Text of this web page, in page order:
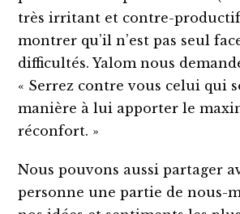
très irritant et contre-
montrer qu’il n’est pas seul
difficultés. Yalom nous
« Serrez contre vous celui qui
manière à lui apporter le
réconfort. »
Nous pouvons aussi partager
personne une partie de nous-